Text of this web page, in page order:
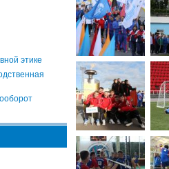
этике